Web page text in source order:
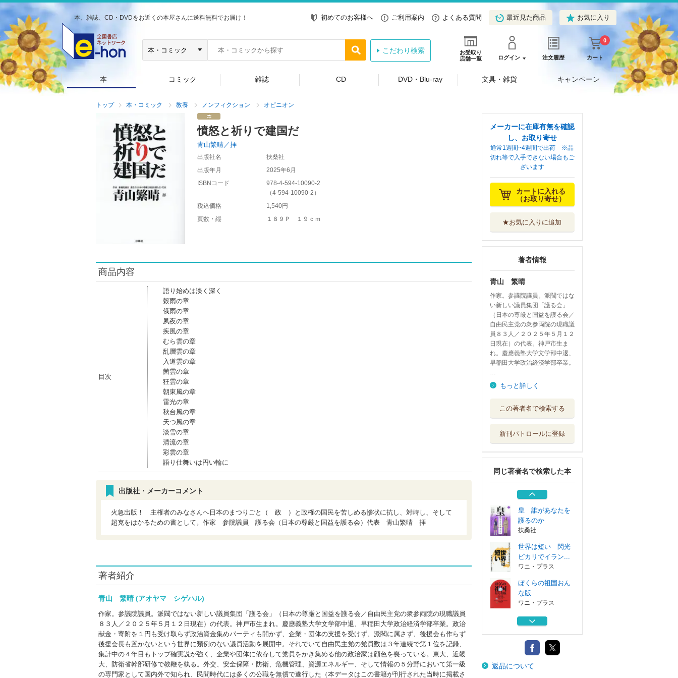
本、雑誌、CD・DVDをお近くの本屋さんに送料無料でお届け！ 初めてのお客様へ ご利用案内 よくある質問 最近見た商品 お気に入り
お受取り
店舗一覧
ログイン 注文履歴 カート
0
こだわり検索
本 コミック 雑誌 CD DVD・Blu-ray 文具・雑貨 キャンペーン
トップ 本・コミック 教養 ノンフィクション オピニオン
憤怒と祈りで建国だ
青山繁晴／拝
出版社名
扶桑社
出版年月
2025年6月
ISBNコード
978-4-594-10090-2
（4-594-10090-2 ）
税込価格
1,540円
頁数・縦
１８９Ｐ １９ｃｍ
商品内容
目次
語り始めは淡く深く
穀雨の章
俄雨の章
夙夜の章
疾風の章
むら雲の章
乱層雲の章
入道雲の章
茜雲の章
狂雲の章
朝東風の章
雷光の章
秋台風の章
天つ風の章
淡雪の章
清流の章
彩雲の章
語り仕舞いは円い輪に
出版社・メーカーコメント
火急出版！ 主権者のみなさんへ日本のまつりごと（ 政 ）と政権の国民を苦しめる惨状に抗し、対峙し、そして
超克をはかるための書として。作家 参院議員 護る会（日本の尊厳と国益を護る会）代表 青山繁晴 拝
著者紹介
青山 繁晴 (アオヤマ シゲハル)
作家。参議院議員。派閥ではない新しい議員集団「護る会」（日本の尊厳と国益を護る会／自由民主党の衆参両院の現職議員
８３人／２０２５年５月１２日現在）の代表。神戸市生まれ。慶應義塾大学文学部中退、早稲田大学政治経済学部卒業。政治
献金・寄附を１円も受け取らず政治資金集めパーティも開かず、企業・団体の支援を受けず、派閥に属さず、後援会も作らず
後援会長も置かないという世界に類例のない議員活動を展開中。それでいて自由民主党の党員数は３年連続で第１位を記録、
集計中の４年目もトップ確実説が強く、企業や団体に依存して党員をかき集める他の政治家は顔色を喪っている。東大、近畿
大、防衛省幹部研修で教鞭を執る。外交、安全保障・防衛、危機管理、資源エネルギー、そして情報の５分野において第一級
の専門家として国内外で知られ、民間時代には多くの公職を無償で遂行した（本データはこの書籍が刊行された当時に掲載さ
メーカーに在庫有無を確認
し、お取り寄せ
通常1週間~4週間で出荷 ※品
切れ等で入手できない場合もご
ざいます
カートに入れる
（お取り寄せ）
★お気に入りに追加
著者情報
青山 繁晴
作家。参議院議員。派閥ではな
い新しい議員集団「護る会」
（日本の尊厳と国益を護る会／
自由民主党の衆参両院の現職議
員８３人／２０２５年５月１２
日現在）の代表。神戸市生ま
れ。慶應義塾大学文学部中退、
早稲田大学政治経済学部卒業。
…
もっと詳しく
この著者名で検索する
新刊パトロールに登録
同じ著者名で検索した本
な版
絶望を撃つ 青山
ワニ・プラス
やさしく夜想の交
叉する路
扶桑社
皇 誰があなたを
護るのか
扶桑社
世界は短い 閃光
ピカリでイラン...
ワニ・プラス
ぼくらの祖国おん
な版
ワニ・プラス
絶望を撃つ 青山
ワニ・プラス
やさしく夜想の交
叉する路
返品について